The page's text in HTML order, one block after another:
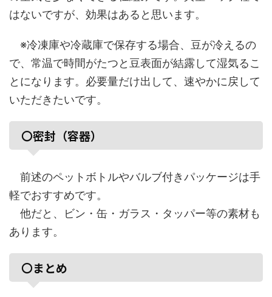
はないですが、効果はあると思います。
※冷凍庫や冷蔵庫で保存する場合、豆が冷えるの
で、常温で時間がたつと豆表面が結露して湿気るこ
とになります。必要量だけ出して、速やかに戻して
いただきたいです。
〇密封（容器）
前述のペットボトルやバルブ付きパッケージは手
軽でおすすめです。
他だと、ビン・缶・ガラス・タッパー等の素材も
あります。
〇まとめ